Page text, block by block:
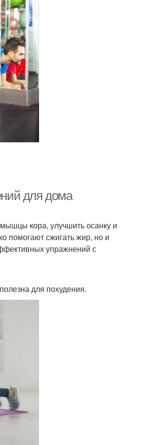
для дома
кора, улучшить осанку и
помогают сжигать жир, но и
упражнений с
для похудения.